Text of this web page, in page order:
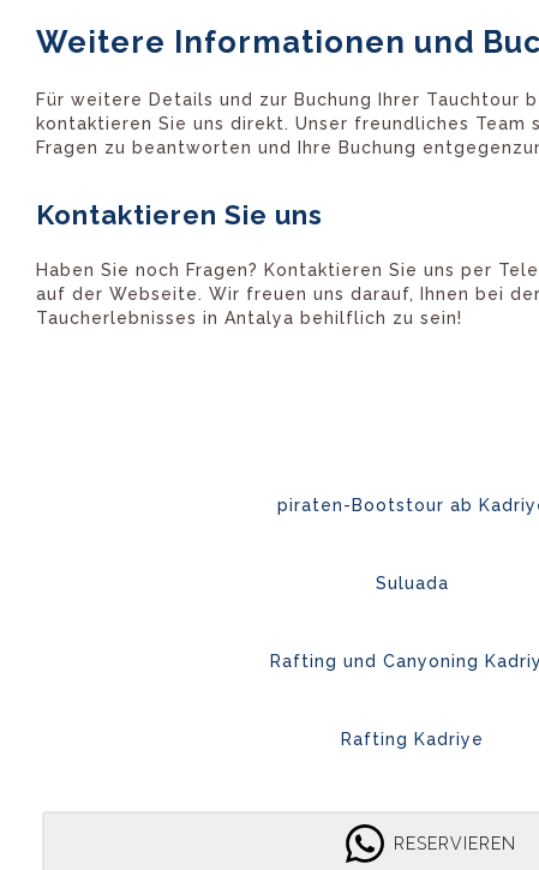
Weitere Informationen und
Für weitere Details und zur Buchung Ihrer Tauchtour
kontaktieren Sie uns direkt. Unser freundliches Team
Fragen zu beantworten und Ihre Buchung
Kontaktieren Sie uns
Haben Sie noch Fragen? Kontaktieren Sie uns per
auf der Webseite. Wir freuen uns darauf, Ihnen bei
Taucherlebnisses in Antalya behilflich zu sein!
piraten-Bootstour ab
Suluada
Rafting und Canyoning
Rafting Kadriye
RESERVIEREN